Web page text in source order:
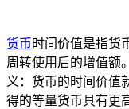
货币 时间价值是指货
周转使用后的增值额
义：货币的时间价值
得的等量货币具有更